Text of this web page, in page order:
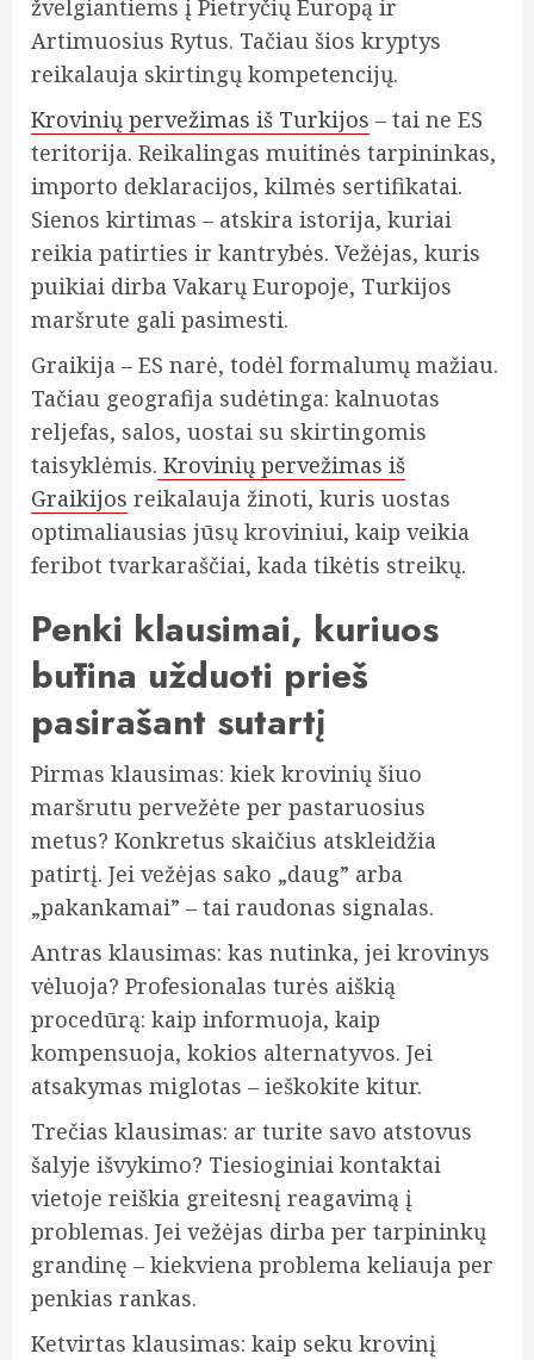
žvelgiantiems į Pietryčių Europą ir
Artimuosius Rytus. Tačiau šios kryptys
reikalauja skirtingų kompetencijų.
Krovinių pervežimas iš Turkijos – tai ne ES
teritorija. Reikalingas muitinės tarpininkas,
importo deklaracijos, kilmės sertifikatai.
Sienos kirtimas – atskira istorija, kuriai
reikia patirties ir kantrybės. Vežėjas, kuris
puikiai dirba Vakarų Europoje, Turkijos
maršrute gali pasimesti.
Graikija – ES narė, todėl formalumų mažiau.
Tačiau geografija sudėtinga: kalnuotas
reljefas, salos, uostai su skirtingomis
taisyklėmis. Krovinių pervežimas iš
Graikijos reikalauja žinoti, kuris uostas
optimaliausias jūsų kroviniui, kaip veikia
feribot tvarkaraščiai, kada tikėtis streikų.
Penki klausimai, kuriuos
būtina užduoti prieš
pasirašant sutartį
Pirmas klausimas: kiek krovinių šiuo
maršrutu pervežėte per pastaruosius
metus? Konkretus skaičius atskleidžia
patirtį. Jei vežėjas sako „daug” arba
„pakankamai” – tai raudonas signalas.
Antras klausimas: kas nutinka, jei krovinys
vėluoja? Profesionalas turės aiškią
procedūrą: kaip informuoja, kaip
kompensuoja, kokios alternatyvos. Jei
atsakymas miglotas – ieškokite kitur.
Trečias klausimas: ar turite savo atstovus
šalyje išvykimo? Tiesioginiai kontaktai
vietoje reiškia greitesnį reagavimą į
problemas. Jei vežėjas dirba per tarpininkų
grandinę – kiekviena problema keliauja per
penkias rankas.
Ketvirtas klausimas: kaip seku krovinį